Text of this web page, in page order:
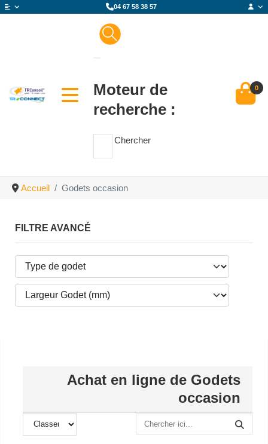
04 67 58 38 57
Moteur de
recherche :
Chercher
0
Accueil Godets occasion
FILTRE AVANCÉ
Achat en ligne de Godets
occasion